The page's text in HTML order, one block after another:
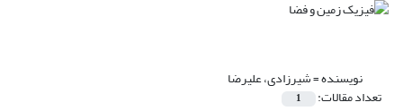
نویسنده =شیرزادی، علیرضا
تعداد مقالات: 1